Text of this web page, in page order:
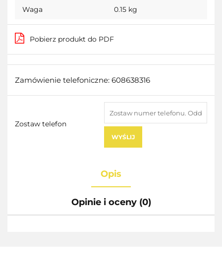
Waga 0.15 kg
Pobierz produkt do PDF
Zamówienie telefoniczne: 608638316
Zostaw telefon
WYŚLIJ
Opis
Opinie i oceny (0)